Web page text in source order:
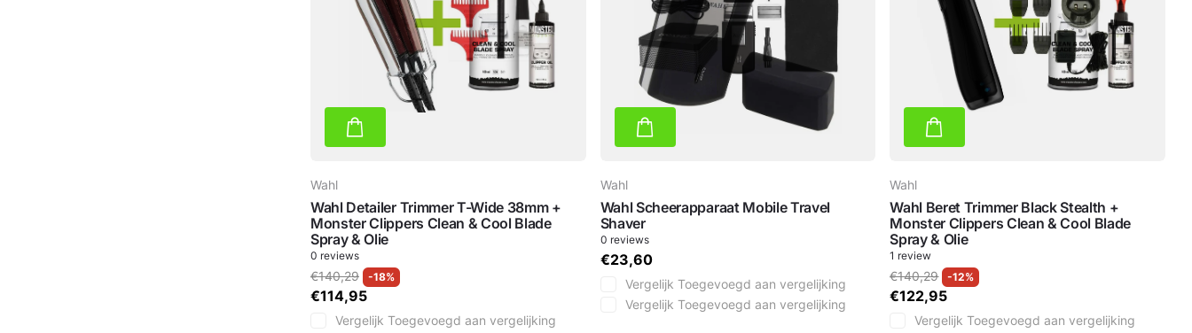
Wahl
Wahl Detailer Trimmer T-Wide 38mm +
Monster Clippers Clean & Cool Blade
Spray & Olie
0 reviews
€140,29 -18%
€114,95
Vergelijk Toegevoegd aan vergelijking
Wahl
Wahl Scheerapparaat Mobile Travel
Shaver
0 reviews
€23,60
Vergelijk Toegevoegd aan vergelijking
Vergelijk Toegevoegd aan vergelijking
Wahl
Wahl Beret Trimmer Black Stealth +
Monster Clippers Clean & Cool Blade
Spray & Olie
1 review
€140,29 -12%
€122,95
Vergelijk Toegevoegd aan vergelijking